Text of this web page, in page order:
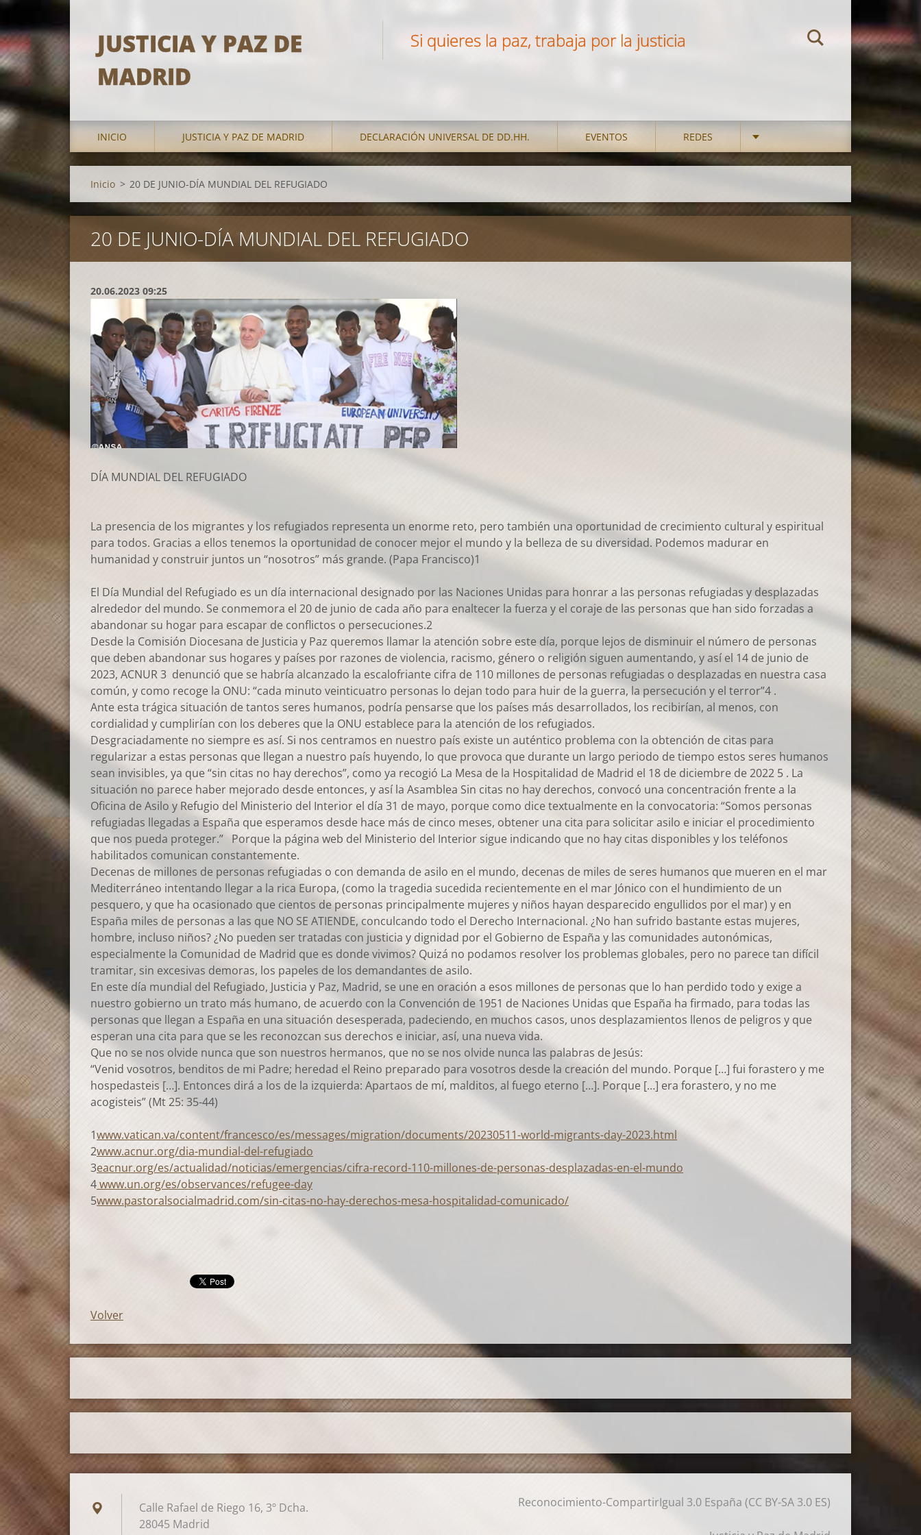
JUSTICIA Y PAZ DE
MADRID
Si quieres la paz, trabaja por la justicia
INICIO JUSTICIA Y PAZ DE MADRID DECLARACIÓN UNIVERSAL DE DD.HH. EVENTOS REDES
Inicio > 20 DE JUNIO-DÍA MUNDIAL DEL REFUGIADO
20 DE JUNIO-DÍA MUNDIAL DEL REFUGIADO
20.06.2023 09:25
DÍA MUNDIAL DEL REFUGIADO
La presencia de los migrantes y los refugiados representa un enorme reto, pero también una oportunidad de crecimiento cultural y espiritual
para todos. Gracias a ellos tenemos la oportunidad de conocer mejor el mundo y la belleza de su diversidad. Podemos madurar en
humanidad y construir juntos un “nosotros” más grande. (Papa Francisco)1
El Día Mundial del Refugiado es un día internacional designado por las Naciones Unidas para honrar a las personas refugiadas y desplazadas
alrededor del mundo. Se conmemora el 20 de junio de cada año para enaltecer la fuerza y el coraje de las personas que han sido forzadas a
abandonar su hogar para escapar de conflictos o persecuciones.2
Desde la Comisión Diocesana de Justicia y Paz queremos llamar la atención sobre este día, porque lejos de disminuir el número de personas
que deben abandonar sus hogares y países por razones de violencia, racismo, género o religión siguen aumentando, y así el 14 de junio de
2023, ACNUR 3 denunció que se habría alcanzado la escalofriante cifra de 110 millones de personas refugiadas o desplazadas en nuestra casa
común, y como recoge la ONU: “cada minuto veinticuatro personas lo dejan todo para huir de la guerra, la persecución y el terror”4 .
Ante esta trágica situación de tantos seres humanos, podría pensarse que los países más desarrollados, los recibirían, al menos, con
cordialidad y cumplirían con los deberes que la ONU establece para la atención de los refugiados.
Desgraciadamente no siempre es así. Si nos centramos en nuestro país existe un auténtico problema con la obtención de citas para
regularizar a estas personas que llegan a nuestro país huyendo, lo que provoca que durante un largo periodo de tiempo estos seres humanos
sean invisibles, ya que “sin citas no hay derechos”, como ya recogió La Mesa de la Hospitalidad de Madrid el 18 de diciembre de 2022 5 . La
situación no parece haber mejorado desde entonces, y así la Asamblea Sin citas no hay derechos, convocó una concentración frente a la
Oficina de Asilo y Refugio del Ministerio del Interior el día 31 de mayo, porque como dice textualmente en la convocatoria: “Somos personas
refugiadas llegadas a España que esperamos desde hace más de cinco meses, obtener una cita para solicitar asilo e iniciar el procedimiento
que nos pueda proteger.” Porque la página web del Ministerio del Interior sigue indicando que no hay citas disponibles y los teléfonos
habilitados comunican constantemente.
Decenas de millones de personas refugiadas o con demanda de asilo en el mundo, decenas de miles de seres humanos que mueren en el mar
Mediterráneo intentando llegar a la rica Europa, (como la tragedia sucedida recientemente en el mar Jónico con el hundimiento de un
pesquero, y que ha ocasionado que cientos de personas principalmente mujeres y niños hayan desparecido engullidos por el mar) y en
España miles de personas a las que NO SE ATIENDE, conculcando todo el Derecho Internacional. ¿No han sufrido bastante estas mujeres,
hombre, incluso niños? ¿No pueden ser tratadas con justicia y dignidad por el Gobierno de España y las comunidades autonómicas,
especialmente la Comunidad de Madrid que es donde vivimos? Quizá no podamos resolver los problemas globales, pero no parece tan difícil
tramitar, sin excesivas demoras, los papeles de los demandantes de asilo.
En este día mundial del Refugiado, Justicia y Paz, Madrid, se une en oración a esos millones de personas que lo han perdido todo y exige a
nuestro gobierno un trato más humano, de acuerdo con la Convención de 1951 de Naciones Unidas que España ha firmado, para todas las
personas que llegan a España en una situación desesperada, padeciendo, en muchos casos, unos desplazamientos llenos de peligros y que
esperan una cita para que se les reconozcan sus derechos e iniciar, así, una nueva vida.
Que no se nos olvide nunca que son nuestros hermanos, que no se nos olvide nunca las palabras de Jesús:
“Venid vosotros, benditos de mi Padre; heredad el Reino preparado para vosotros desde la creación del mundo. Porque […] fui forastero y me
hospedasteis […]. Entonces dirá a los de la izquierda: Apartaos de mí, malditos, al fuego eterno […]. Porque […] era forastero, y no me
acogisteis” (Mt 25: 35-44)
1www.vatican.va/content/francesco/es/messages/migration/documents/20230511-world-migrants-day-2023.html
2www.acnur.org/dia-mundial-del-refugiado
3eacnur.org/es/actualidad/noticias/emergencias/cifra-record-110-millones-de-personas-desplazadas-en-el-mundo
4www.un.org/es/observances/refugee-day
5www.pastoralsocialmadrid.com/sin-citas-no-hay-derechos-mesa-hospitalidad-comunicado/
Volver
Calle Rafael de Riego 16, 3º Dcha.
28045 Madrid
Reconocimiento-CompartirIgual 3.0 España (CC BY-SA 3.0 ES)